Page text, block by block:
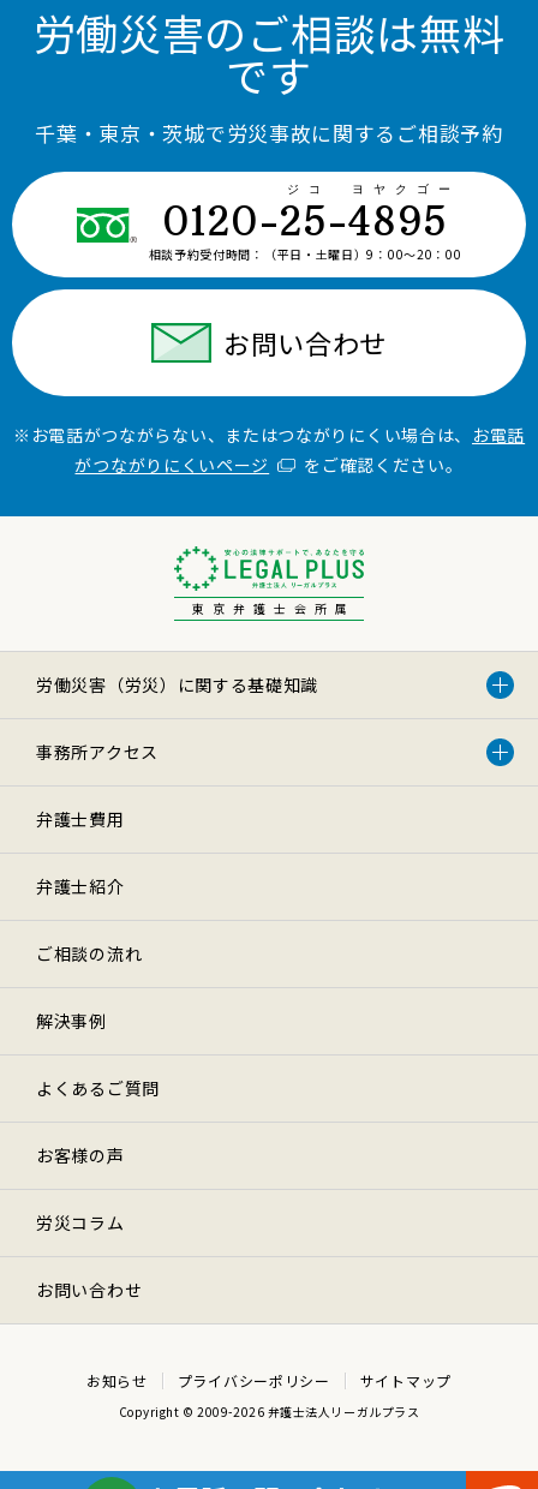
労働災害のご相談は無料
です
千葉・東京・茨城で労災事故に関するご相談予約
0120-25-4895
ジコ ヨヤクゴー
相談予約受付時間： （平日・土曜日）9：00〜20：00
お問い合わせ
※お電話がつながらない、またはつながりにくい場合は、 お電話
がつながりにくいページ
をご確認ください。
東京弁護士会所属
労働災害（労災）に関する基礎知識
事務所アクセス
弁護士費用
弁護士紹介
ご相談の流れ
解決事例
よくあるご質問
お客様の声
労災コラム
お問い合わせ
お知らせ プライバシーポリシー サイトマップ
Copyright © 2009-2026 弁護士法人リーガルプラス